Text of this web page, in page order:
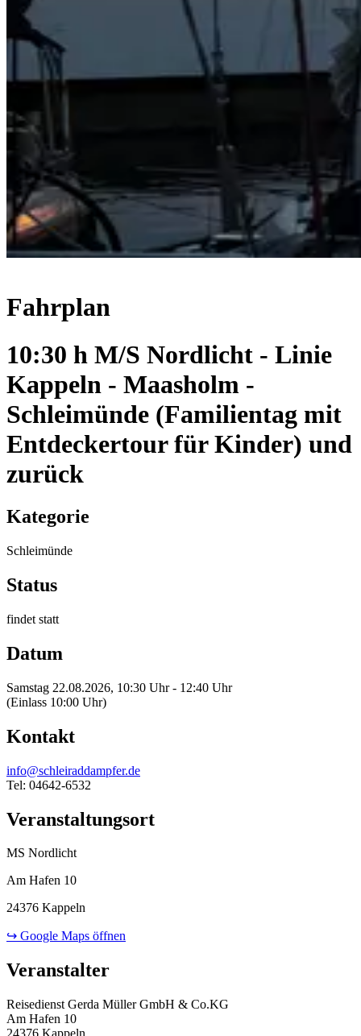
Fahrplan
10:30 h M/S Nordlicht - Linie
Kappeln - Maasholm -
Schleimünde (Familientag mit
Entdeckertour für Kinder) und
zurück
Kategorie
Schleimünde
Status
findet statt
Datum
Samstag 22.08.2026, 10:30 Uhr - 12:40 Uhr
(Einlass 10:00 Uhr)
Kontakt
info@schleiraddampfer.de
Tel: 04642-6532
Veranstaltungsort
MS Nordlicht
Am Hafen 10
24376 Kappeln
↪ Google Maps öffnen
Veranstalter
Reisedienst Gerda Müller GmbH & Co.KG
Am Hafen 10